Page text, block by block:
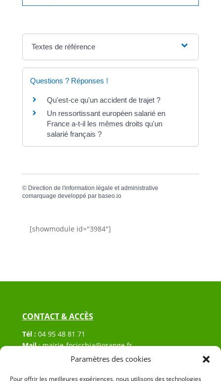
Paramètres des cookies
Pour offrir les meilleures expériences, nous utilisons des technologies
Textes de référence
Questions ? Réponses !
Qu'est-ce qu'un accident de trajet ?
Un ressortissant européen salarié en
France a-t-il les mêmes droits qu'un
salarié français ?
© Direction de l'information légale et administrative
comarquage developpé par baseo.io
[showmodule id="3984"]
CONTACT & ACCÈS
Tél : 04 95 48 81 71
Mail:mairie-focicchia@orange.fr
Hôtel de ville de Focicchia